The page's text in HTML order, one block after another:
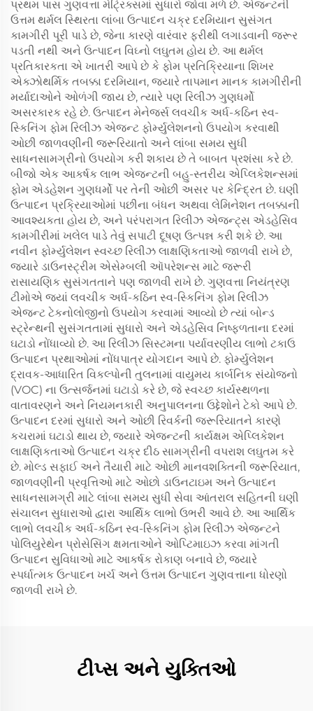
પ્રથમ પાસ ગુણવત્તા મેટ્રિક્સમાં સુધારો જોવા મળે છે. એજન્ટની
ઉત્તમ થર્મલ સ્થિરતા લાંબા ઉત્પાદન ચક્ર દરમિયાન સુસંગત
કામગીરી પૂરી પાડે છે, જેના કારણે વારંવાર ફરીથી લગાડવાની જરૂર
પડતી નથી અને ઉત્પાદન વિઘ્નો લઘુતમ હોય છે. આ થર્મલ
પ્રતિકારકતા એ ખાતરી આપે છે કે ફોમ પ્રતિક્રિયાના શિખર
એક્ઝોથર્મિક તબક્કા દરમિયાન, જ્યારે તાપમાન માનક કામગીરીની
મર્યાદાઓને ઓળંગી જાય છે, ત્યારે પણ રિલીઝ ગુણધર્મો
અસરકારક રહે છે. ઉત્પાદન મેનેજર્સ લવચીક અર્ધ-કઠિન સ્વ-
સ્કિનિંગ ફોમ રિલીઝ એજન્ટ ફોર્મ્યુલેશનનો ઉપયોગ કરવાથી
ઓછી જાળવણીની જરૂરિયાતો અને લાંબા સમય સુધી
સાધનસામગ્રીનો ઉપયોગ કરી શકાય છે તે બાબત પ્રશંસા કરે છે.
બીજો એક આકર્ષક લાભ એજન્ટની બહુ-સ્તરીય એપ્લિકેશન્સમાં
ફોમ એડહેશન ગુણધર્મો પર તેની ઓછી અસર પર કેન્દ્રિત છે. ઘણી
ઉત્પાદન પ્રક્રિયાઓમાં પછીના બંધન અથવા લેમિનેશન તબક્કાની
આવશ્યકતા હોય છે, અને પરંપરાગત રિલીઝ એજન્ટ્સ એડહેસિવ
કામગીરીમાં ખલેલ પાડે તેવું સપાટી દૂષણ ઉત્પન્ન કરી શકે છે. આ
નવીન ફોર્મ્યુલેશન સ્વચ્છ રિલીઝ લાક્ષણિકતાઓ જાળવી રાખે છે,
જ્યારે ડાઉનસ્ટ્રીમ એસેમ્બલી ઑપરેશન્સ માટે જરૂરી
રાસાયણિક સુસંગતતાને પણ જાળવી રાખે છે. ગુણવત્તા નિયંત્રણ
ટીમોએ જ્યાં લવચીક અર્ધ-કઠિન સ્વ-સ્કિનિંગ ફોમ રિલીઝ
એજન્ટ ટેકનોલોજીનો ઉપયોગ કરવામાં આવ્યો છે ત્યાં બોન્ડ
સ્ટ્રેન્થની સુસંગતતામાં સુધારો અને એડહેસિવ નિષ્ફળતાના દરમાં
ઘટાડો નોંધાવ્યો છે. આ રિલીઝ સિસ્ટમના પર્યાવરણીય લાભો ટકાઉ
ઉત્પાદન પ્રથાઓમાં નોંધપાત્ર યોગદાન આપે છે. ફોર્મ્યુલેશન
દ્રાવક-આધારિત વિકલ્પોની તુલનામાં વાયુમય કાર્બનિક સંયોજનો
(VOC) ના ઉત્સર્જનમાં ઘટાડો કરે છે, જે સ્વચ્છ કાર્યસ્થળના
વાતાવરણને અને નિયમનકારી અનુપાલનના ઉદ્દેશોને ટેકો આપે છે.
ઉત્પાદન દરમાં સુધારો અને ઓછી રિવર્કની જરૂરિયાતને કારણે
કચરામાં ઘટાડો થાય છે, જ્યારે એજન્ટની કાર્યક્ષમ એપ્લિકેશન
લાક્ષણિકતાઓ ઉત્પાદન ચક્ર દીઠ સામગ્રીની વપરાશ લઘુતમ કરે
છે. મોલ્ડ સફાઈ અને તૈયારી માટે ઓછી માનવશક્તિની જરૂરિયાત,
જાળવણીની પ્રવૃત્તિઓ માટે ઓછો ડાઉનટાઇમ અને ઉત્પાદન
સાધનસામગ્રી માટે લાંબા સમય સુધી સેવા આંતરાલ સહિતની ઘણી
સંચાલન સુધારાઓ દ્વારા આર્થિક લાભો ઉભરી આવે છે. આ આર્થિક
લાભો લવચીક અર્ધ-કઠિન સ્વ-સ્કિનિંગ ફોમ રિલીઝ એજન્ટને
પોલિયુરેથેન પ્રોસેસિંગ ક્ષમતાઓને ઓપ્ટિમાઇઝ કરવા માંગતી
ઉત્પાદન સુવિધાઓ માટે આકર્ષક રોકાણ બનાવે છે, જ્યારે
સ્પર્ધાત્મક ઉત્પાદન ખર્ચ અને ઉત્તમ ઉત્પાદન ગુણવત્તાના ધોરણો
જાળવી રાખે છે.
ટીપ્સ અને યુક્તિઓ